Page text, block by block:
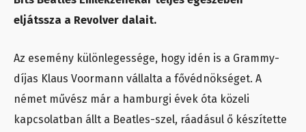
eljátssza a Revolver dalait.
Az esemény különlegessége, hogy idén is a Grammy-
díjas Klaus Voormann vállalta a fővédnökséget. A
német művész már a hamburgi évek óta közeli
kapcsolatban állt a Beatles-szel, ráadásul ő készítette